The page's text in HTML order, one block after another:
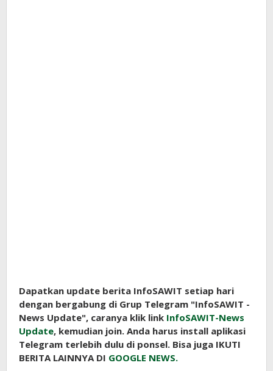
Dapatkan update berita InfoSAWIT setiap hari
dengan bergabung di Grup Telegram "InfoSAWIT -
News Update", caranya klik link InfoSAWIT-News
Update, kemudian join. Anda harus install aplikasi
Telegram terlebih dulu di ponsel. Bisa juga IKUTI
BERITA LAINNYA DI GOOGLE NEWS.